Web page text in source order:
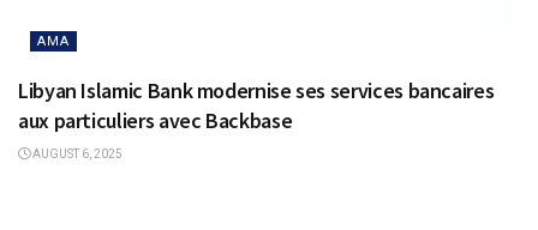
AMA
Libyan Islamic Bank modernise ses services bancaires
aux particuliers avec Backbase
AUGUST 6, 2025